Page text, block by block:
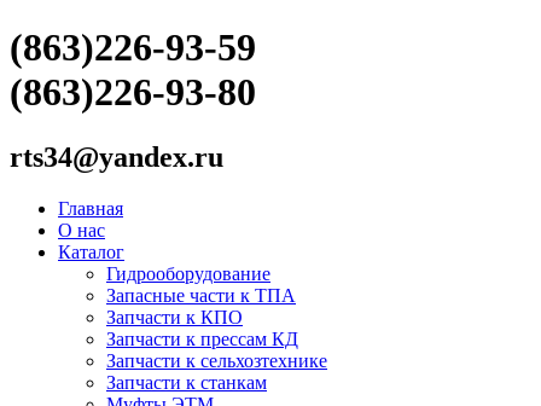
(863)226-93-59
(863)226-93-80
rts34@yandex.ru
Главная
О нас
Каталог
Гидрооборудование
Запасные части к ТПА
Запчасти к КПО
Запчасти к прессам КД
Запчасти к сельхозтехнике
Запчасти к станкам